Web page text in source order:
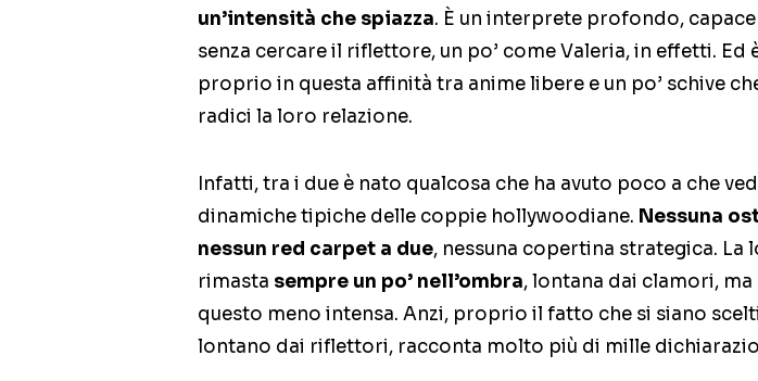
un’intensità che spiazza. È un interprete profondo,
senza cercare il riflettore, un po’ come Valeria, in effetti. Ed
proprio in questa affinità tra anime libere e un po’ schive
radici la loro relazione.
Infatti, tra i due è nato qualcosa che ha avuto poco a che
dinamiche tipiche delle coppie hollywoodiane. Nessuna
nessun red carpet a due, nessuna copertina strategica. La
rimasta sempre un po’ nell’ombra, lontana dai clamori,
questo meno intensa. Anzi, proprio il fatto che si siano
lontano dai riflettori, racconta molto più di mille